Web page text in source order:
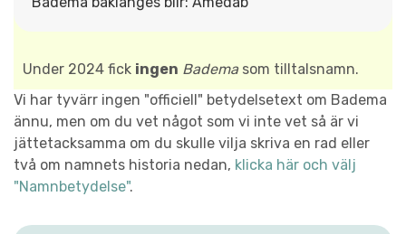
Under 2024 fick ingen Bademasom tilltalsnamn.
Vi har tyvärr ingen "officiell" betydelsetext om Badema
ännu, men om du vet något som vi inte vet så är vi
jättetacksamma om du skulle vilja skriva en rad eller
två om namnets historia nedan, klicka här och välj
"Namnbetydelse".